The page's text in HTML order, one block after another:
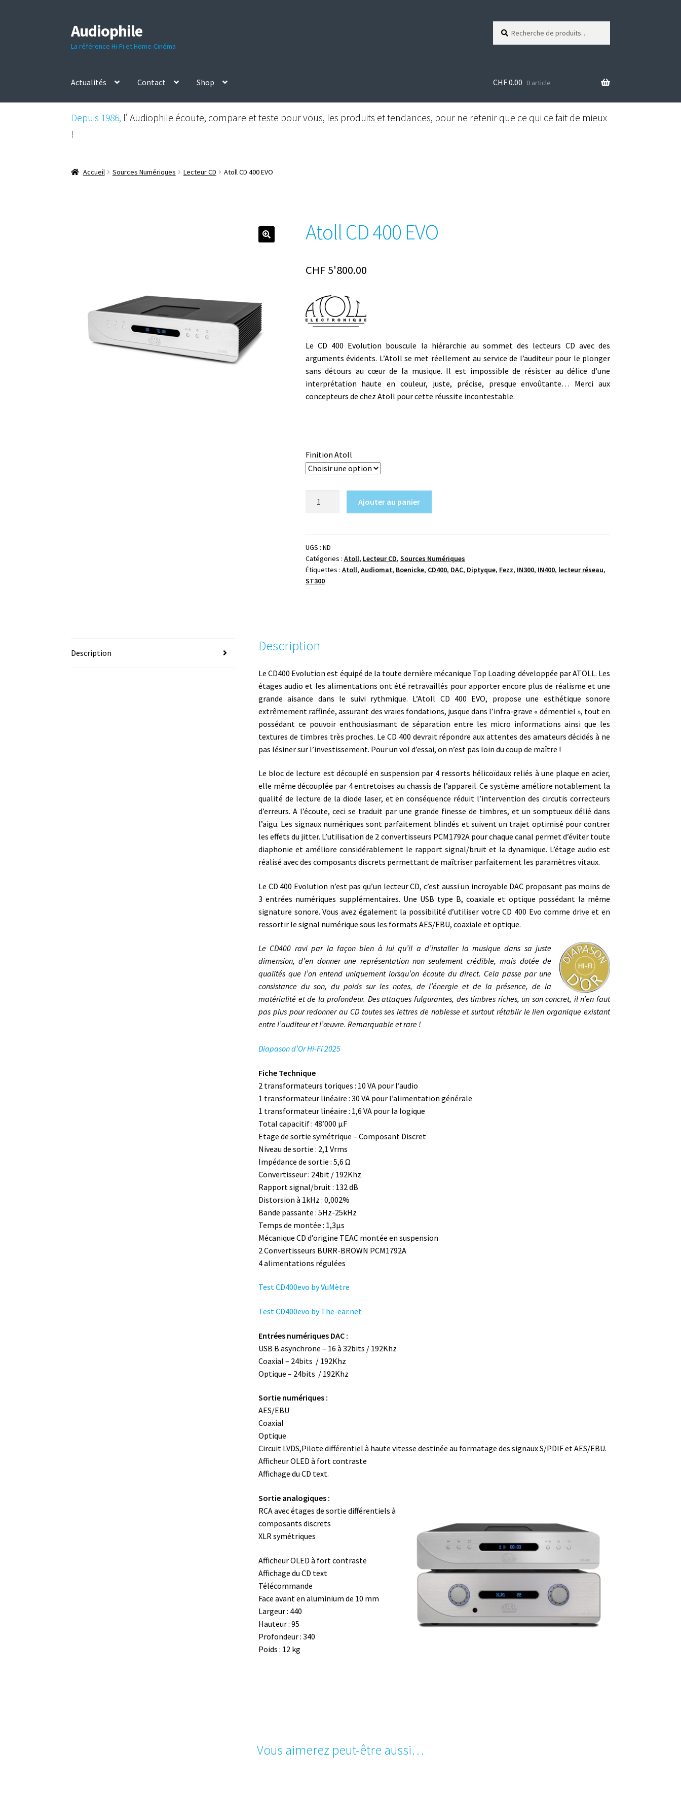
Aller
à
la
Aller
au
contenu
Audiophile
La référence Hi-Fi et Home-Cinéma
pour :
r
h
e
Actualités Contact Shop CHF0.00 0 article
Depuis 1986, l’ Audiophile écoute, compare et teste pour vous, les produits et tendances, pour ne retenir que ce qui ce fait de mieux
!
Accueil Sources Numériques Lecteur CD Atoll CD 400 EVO
Atoll CD 400 EVO
CHF5'800.00
Le CD 400 Evolution bouscule la hiérarchie au sommet des lecteurs CD avec des
arguments évidents. L’Atoll se met réellement au service de l’auditeur pour le plonger
sans détours au cœur de la musique. Il est impossible de résister au délice d’une
interprétation haute en couleur, juste, précise, presque envoûtante… Merci aux
concepteurs de chez Atoll pour cette réussite incontestable.
Finition Atoll
400
EVO
Ajouter au panier
UGS : ND
Catégories : Atoll, Lecteur CD, Sources Numériques
Étiquettes : Atoll, Audiomat, Boenicke, CD400, DAC, Diptyque, Fezz, IN300, IN400, lecteur réseau,
ST300
Description Description
Le CD400 Evolution est équipé de la toute dernière mécanique Top Loading développée par ATOLL. Les
étages audio et les alimentations ont été retravaillés pour apporter encore plus de réalisme et une
grande aisance dans le suivi rythmique. L’Atoll CD 400 EVO, propose une esthétique sonore
extrêmement raffinée, assurant des vraies fondations, jusque dans l’infra-grave « démentiel », tout en
possédant ce pouvoir enthousiasmant de séparation entre les micro informations ainsi que les
textures de timbres très proches. Le CD 400 devrait répondre aux attentes des amateurs décidés à ne
pas lésiner sur l’investissement. Pour un vol d’essai, on n’est pas loin du coup de maître !
Le bloc de lecture est découplé en suspension par 4 ressorts hélicoïdaux reliés à une plaque en acier,
elle même découplée par 4 entretoises au chassis de l’appareil. Ce système améliore notablement la
qualité de lecture de la diode laser, et en conséquence réduit l’intervention des circutis correcteurs
d’erreurs. A l’écoute, ceci se traduit par une grande finesse de timbres, et un somptueux délié dans
l’aigu. Les signaux numériques sont parfaitement blindés et suivent un trajet optimisé pour contrer
les effets du jitter. L’utilisation de 2 convertisseurs PCM1792A pour chaque canal permet d’éviter toute
diaphonie et améliore considérablement le rapport signal/bruit et la dynamique. L’étage audio est
réalisé avec des composants discrets permettant de maîtriser parfaitement les paramètres vitaux.
Le CD 400 Evolution n’est pas qu’un lecteur CD, c’est aussi un incroyable DAC proposant pas moins de
3 entrées numériques supplémentaires. Une USB type B, coaxiale et optique possédant la même
signature sonore. Vous avez également la possibilité d’utiliser votre CD 400 Evo comme drive et en
ressortir le signal numérique sous les formats AES/EBU, coaxiale et optique.
Le CD400 ravi par la façon bien à lui qu’il a d’installer la musique dans sa juste
dimension, d’en donner une représentation non seulement crédible, mais dotée de
qualités que l’on entend uniquement lorsqu’on écoute du direct. Cela passe par une
consistance du son, du poids sur les notes, de l’énergie et de la présence, de la
matérialité et de la profondeur. Des attaques fulgurantes, des timbres riches, un son concret, il n’en faut
pas plus pour redonner au CD toutes ses lettres de noblesse et surtout rétablir le lien organique existant
entre l’auditeur et l’œuvre. Remarquable et rare !
Diapason d’Or Hi-Fi 2025
Fiche Technique
2 transformateurs toriques : 10 VA pour l’audio
1 transformateur linéaire : 30 VA pour l’alimentation générale
1 transformateur linéaire : 1,6 VA pour la logique
Total capacitif : 48’000 µF
Etage de sortie symétrique – Composant Discret
Niveau de sortie : 2,1 Vrms
Impédance de sortie : 5,6 Ω
Convertisseur : 24bit / 192Khz
Rapport signal/bruit : 132 dB
Distorsion à 1kHz : 0,002%
Bande passante : 5Hz-25kHz
Temps de montée : 1,3µs
Mécanique CD d’origine TEAC montée en suspension
2 Convertisseurs BURR-BROWN PCM1792A
4 alimentations régulées
Test CD400evo by VuMètre
Test CD400evo by The-ear.net
Entrées numériques DAC :
USB B asynchrone – 16 à 32bits / 192Khz
Coaxial – 24bits / 192Khz
Optique – 24bits / 192Khz
Sortie numériques :
AES/EBU
Coaxial
Optique
Circuit LVDS,Pilote différentiel à haute vitesse destinée au formatage des signaux S/PDIF et AES/EBU.
Afficheur OLED à fort contraste
Affichage du CD text.
Sortie analogiques :
RCA avec étages de sortie différentiels à
composants discrets
XLR symétriques
Afficheur OLED à fort contraste
Affichage du CD text
Télécommande
Face avant en aluminium de 10 mm
Largeur : 440
Hauteur : 95
Profondeur : 340
Poids : 12 kg
Vous aimerez peut-être aussi…